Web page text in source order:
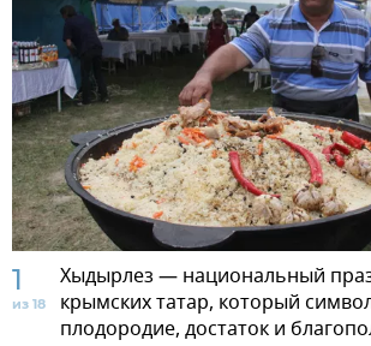
1
из 18
Хыдырлез — национальный
крымских татар, который
плодородие, достаток и